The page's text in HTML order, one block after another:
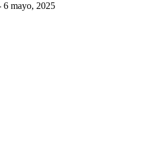
6 mayo, 2025